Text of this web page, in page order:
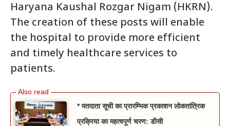
Haryana Kaushal Rozgar Nigam (HKRN).
The creation of these posts will enable
the hospital to provide more efficient
and timely healthcare services to
patients.
* मतदाता सूची का प्रारम्भिक प्रकाशन लोकतांत्रिक
प्रक्रिया का महत्वपूर्ण चरण: डीसी